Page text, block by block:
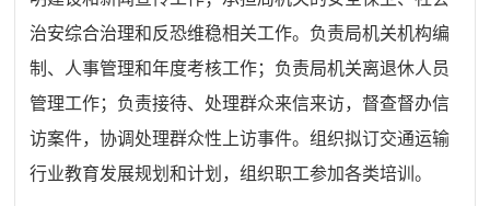
治安综合治理和反恐维稳相关工作。负责局机关机构编
制、人事管理和年度考核工作；负责局机关离退休人员
管理工作；负责接待、处理群众来信来访，督查督办信
访案件，协调处理群众性上访事件。组织拟订交通运输
行业教育发展规划和计划，组织职工参加各类培训。